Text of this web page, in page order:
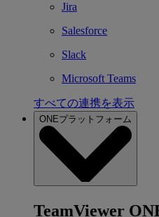
Jira
Salesforce
Slack
Microsoft Teams
すべての連携を表示
ONEプラットフォーム
TeamViewer